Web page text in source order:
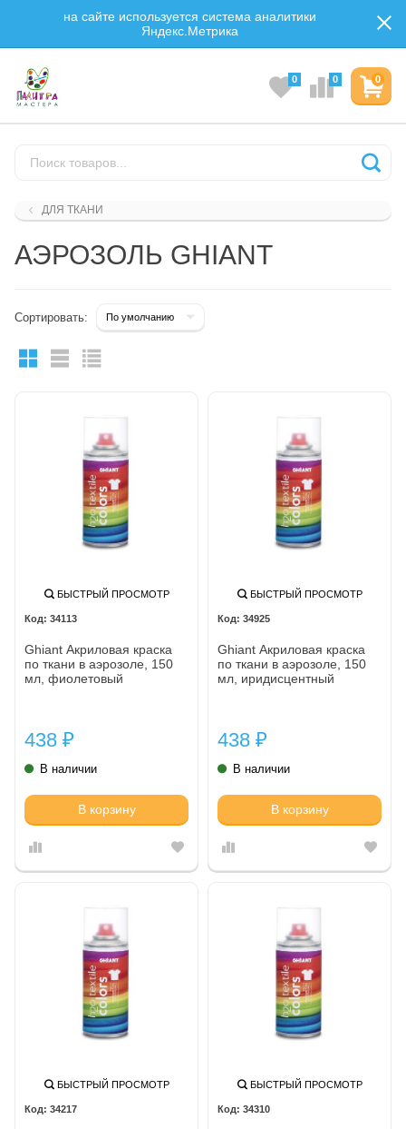
на сайте используется система аналитики
Яндекс.Метрика
0
0 0
ДЛЯ ТКАНИ
АЭРОЗОЛЬ GHIANT
Сортировать:
БЫСТРЫЙ ПРОСМОТР
34113
Ghiant Акриловая краска
по ткани в аэрозоле, 150
мл, фиолетовый
438 ₽
В наличии
В корзину
БЫСТРЫЙ ПРОСМОТР
34925
Ghiant Акриловая краска
по ткани в аэрозоле, 150
мл, иридисцентный
438 ₽
В наличии
В корзину
БЫСТРЫЙ ПРОСМОТР
34217
БЫСТРЫЙ ПРОСМОТР
34310